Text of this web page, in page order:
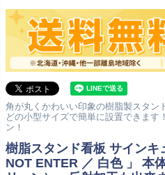
角が丸くかわいい印象の樹脂製スタン
どの小型サイズで簡単に設置できます
ン！
樹脂スタンド看板 サインキ
NOT ENTER ／ 白色 」 本